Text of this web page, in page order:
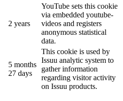
2 years
YouTube sets this cookie
via embedded youtube-
videos and registers
anonymous statistical
data.
5 months
27 days
This cookie is used by
Issuu analytic system to
gather information
regarding visitor activity
on Issuu products.